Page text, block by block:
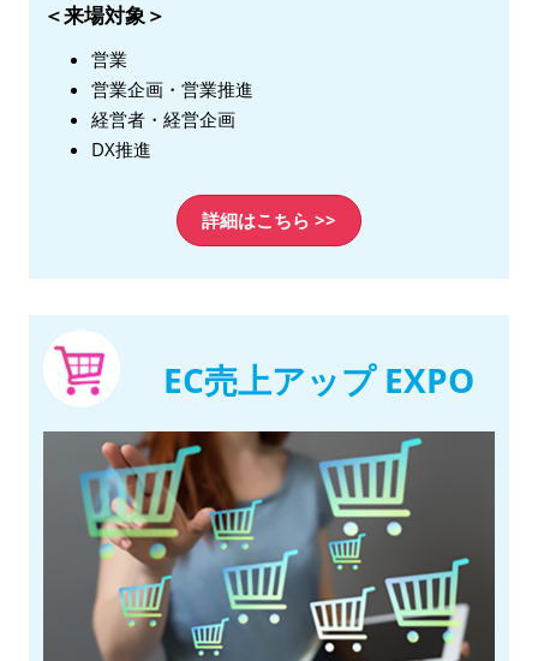
＜来場対象＞
営業
営業企画・営業推進
経営者・経営企画
DX推進
詳細はこちら >>
EC売上アップ EXPO